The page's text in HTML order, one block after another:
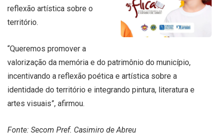
reflexão artística sobre o
território.
“Queremos promover a
valorização da memória e do patrimônio do município,
incentivando a reflexão poética e artística sobre a
identidade do território e integrando pintura, literatura e
artes visuais”, afirmou.
Fonte: Secom Pref. Casimiro de Abreu